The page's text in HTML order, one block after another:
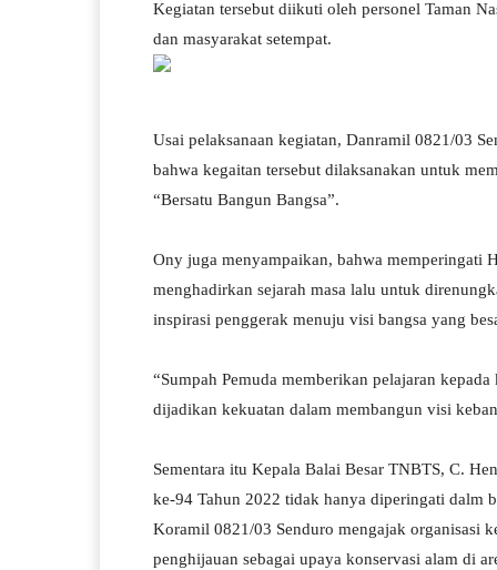
Kegiatan tersebut diikuti oleh personel Taman
dan masyarakat setempat.
Usai pelaksanaan kegiatan, Danramil 0821/03
bahwa kegaitan tersebut dilaksanakan untuk
“Bersatu Bangun Bangsa”.
Ony juga menyampaikan, bahwa memperingati
menghadirkan sejarah masa lalu untuk
inspirasi penggerak menuju visi bangsa yang
“Sumpah Pemuda memberikan pelajaran
dijadikan kekuatan dalam membangun visi
Sementara itu Kepala Balai Besar TNBTS, C.
ke-94 Tahun 2022 tidak hanya diperingati dalm
Koramil 0821/03 Senduro mengajak organisasi
penghijauan sebagai upaya konservasi alam di